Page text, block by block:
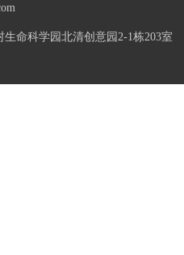
命科学园北清创意园2-1栋203室